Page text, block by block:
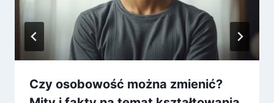
Czy osobowość można zmienić?